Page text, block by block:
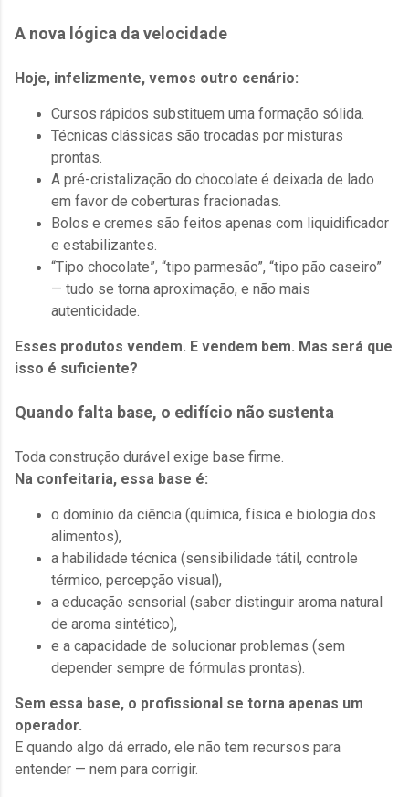
A nova lógica da velocidade
Hoje, infelizmente, vemos outro cenário:
Cursos rápidos substituem uma formação sólida.
Técnicas clássicas são trocadas por misturas
prontas.
A pré-cristalização do chocolate é deixada de lado
em favor de coberturas fracionadas.
Bolos e cremes são feitos apenas com liquidificador
e estabilizantes.
“Tipo chocolate”, “tipo parmesão”, “tipo pão caseiro”
— tudo se torna aproximação, e não mais
autenticidade.
Esses produtos vendem. E vendem bem. Mas será que
isso é suficiente?
Quando falta base, o edifício não sustenta
Toda construção durável exige base firme.
Na confeitaria, essa base é:
o domínio da ciência (química, física e biologia dos
alimentos),
a habilidade técnica (sensibilidade tátil, controle
térmico, percepção visual),
a educação sensorial (saber distinguir aroma natural
de aroma sintético),
e a capacidade de solucionar problemas (sem
depender sempre de fórmulas prontas).
Sem essa base, o profissional se torna apenas um
operador.
E quando algo dá errado, ele não tem recursos para
entender — nem para corrigir.